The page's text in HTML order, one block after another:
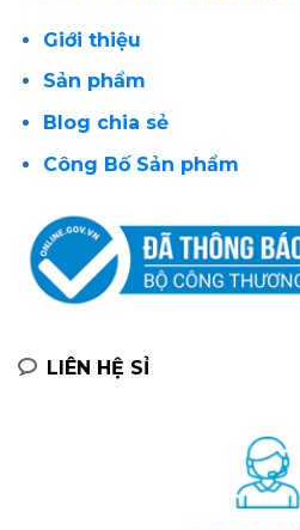
Giới thiệu
Sản phẩm
Blog chia sẻ
Công Bố Sản phẩm
LIÊN HỆ SỈ